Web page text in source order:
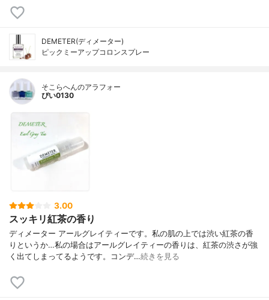
DEMETER(ディメーター)
ピックミーアップコロンスプレー
そこらへんのアラフォー
ぴい0130
3.00
スッキリ紅茶の香り
ディメーター アールグレイティーです。私の肌の上では渋い紅茶の香
りというか…私の場合はアールグレイティーの香りは、紅茶の渋さが強
く出てしまってるようです。コンデ…続きを見る